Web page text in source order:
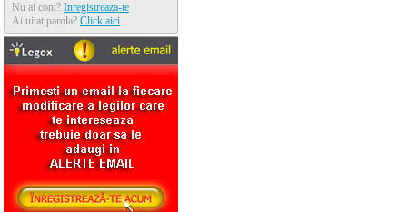
Nu ai cont? Inregistreaza-te
Ai uitat parola? Click aici